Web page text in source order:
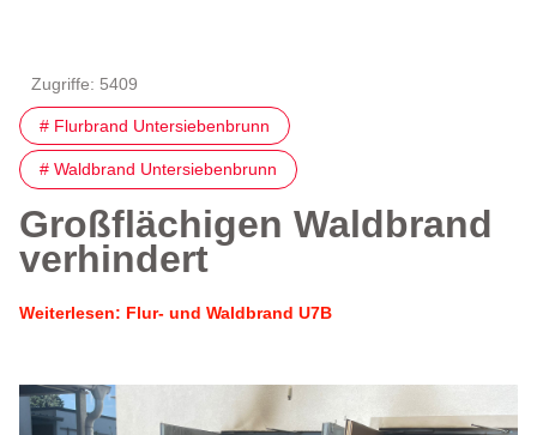
Zugriffe: 5409
# Flurbrand Untersiebenbrunn
# Waldbrand Untersiebenbrunn
Großflächigen Waldbrand
verhindert
Weiterlesen: Flur- und Waldbrand U7B